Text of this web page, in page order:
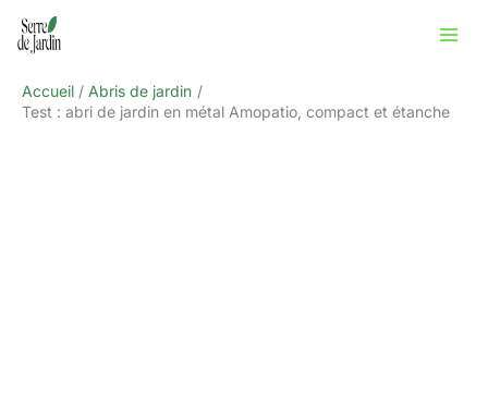
Accueil
Abris de jardin
Test : abri de jardin en métal Amopatio, compact et étanche
Rechercher